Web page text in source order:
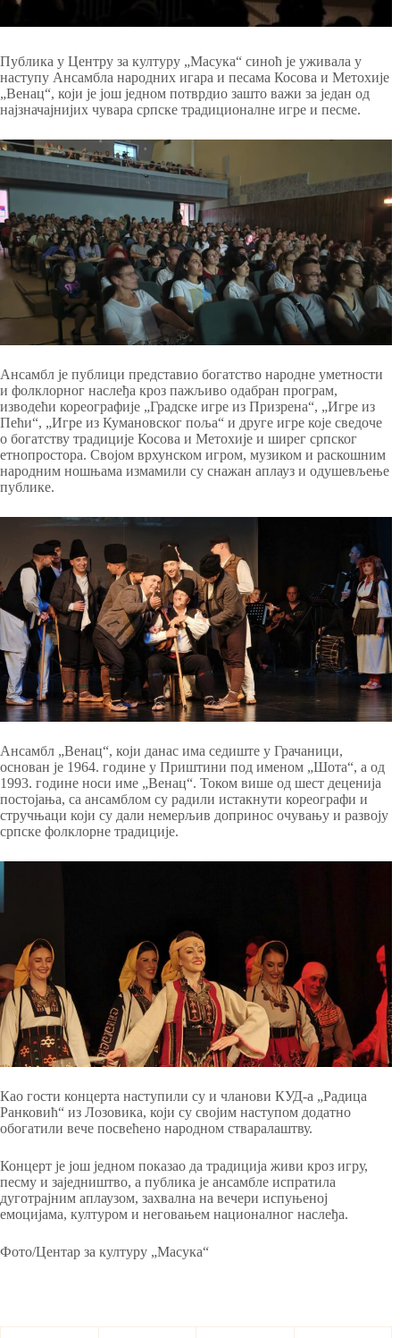
Публика у Центру за културу „Масука“ синоћ је уживала у
наступу Ансамбла народних игара и песама Косова и Метохије
„Венац“, који је још једном потврдио зашто важи за један од
најзначајнијих чувара српске традиционалне игре и песме.
Ансамбл је публици представио богатство народне уметности
и фолклорног наслеђа кроз пажљиво одабран програм,
изводећи кореографије „Градске игре из Призрена“, „Игре из
Пећи“, „Игре из Кумановског поља“ и друге игре које сведоче
о богатству традиције Косова и Метохије и ширег српског
етнопростора. Својом врхунском игром, музиком и раскошним
народним ношњама измамили су снажан аплауз и одушевљење
публике.
Ансамбл „Венац“, који данас има седиште у Грачаници,
основан је 1964. године у Приштини под именом „Шота“, а од
1993. године носи име „Венац“. Током више од шест деценија
постојања, са ансамблом су радили истакнути кореографи и
стручњаци који су дали немерљив допринос очувању и развоју
српске фолклорне традиције.
Као гости концерта наступили су и чланови КУД-а „Радица
Ранковић“ из Лозовика, који су својим наступом додатно
обогатили вече посвећено народном стваралаштву.
Концерт је још једном показао да традиција живи кроз игру,
песму и заједништво, а публика је ансамбле испратила
дуготрајним аплаузом, захвална на вечери испуњеној
емоцијама, културом и неговањем националног наслеђа.
Фото/Центар за културу „Масука“